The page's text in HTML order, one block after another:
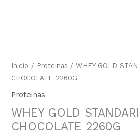
Inicio / Proteinas / WHEY GOLD
CHOCOLATE 2260G
Proteinas
WHEY GOLD
CHOCOLATE 2260G